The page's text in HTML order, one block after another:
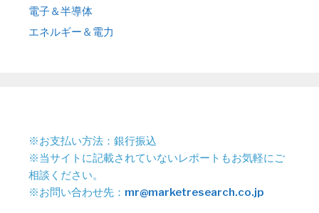
電子＆半導体
エネルギー＆電力
※お支払い方法：銀行振込
※当サイトに記載されていないレポートもお気軽にご
相談ください。
※お問い合わせ先： mr@marketresearch.co.jp